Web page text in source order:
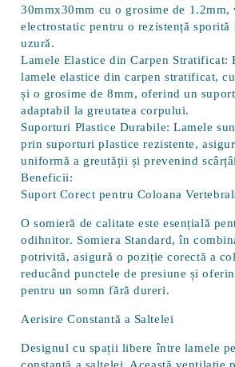
30mmx30mm cu o grosime de 1.2mm,
electrostatic pentru o rezistență sporită
uzură.
Lamele Elastice din Carpen Stratificat:
lamele elastice din carpen stratificat,
și o grosime de 8mm, oferind un
adaptabil la greutatea corpului.
Suporturi Plastice Durabile: Lamele
prin suporturi plastice rezistente,
uniformă a greutății și prevenind
Beneficii:
Suport Corect pentru Coloana
O somieră de calitate este esențială
odihnitor. Somiera Standard, în
potrivită, asigură o poziție corectă a
reducând punctele de presiune și
pentru un somn fără dureri.
Aerisire Constantă a Saltelei
Designul cu spații libere între lamele